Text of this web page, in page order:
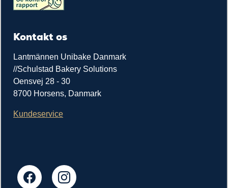
Kontakt os
Lantmännen Unibake Danmark
//Schulstad Bakery Solutions
Oensvej 28 - 30
8700 Horsens, Danmark
Kundeservice